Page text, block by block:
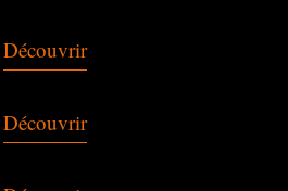
Découvrir
Découvrir